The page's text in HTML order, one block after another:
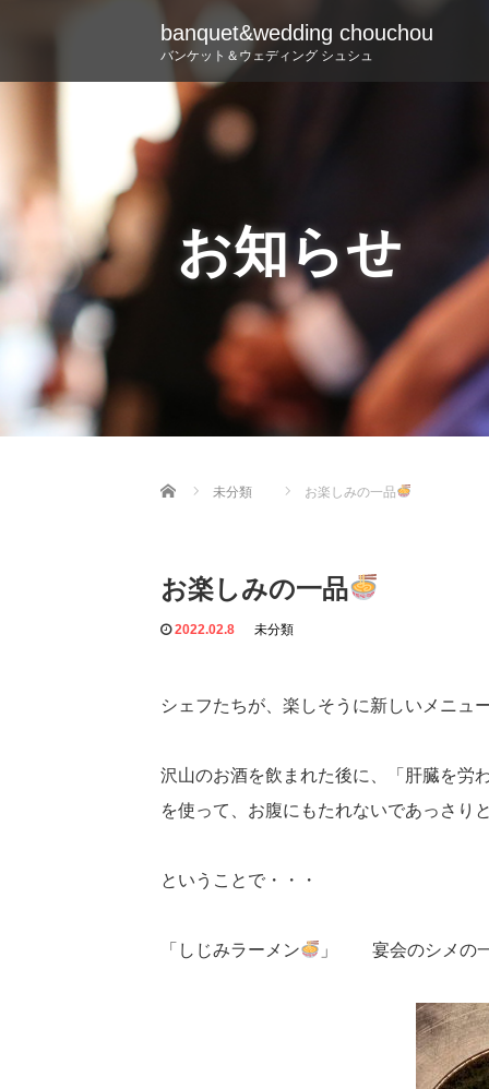
banquet&wedding chouchou
バンケット＆ウェディング シュシュ
お知らせ
Home 未分類 お楽しみの一品
お楽しみの一品
2022.02.8 未分類
シェフたちが、楽しそうに新しいメニュ
沢山のお酒を飲まれた後に、「肝臓を
を使って、お腹にもたれないであっさり
ということで・・・
「しじみラーメン 」 宴会のシメの